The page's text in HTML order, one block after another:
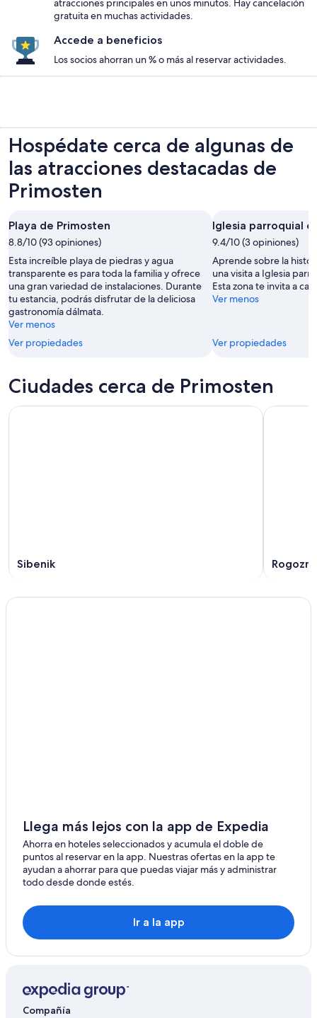
atracciones principales en unos minutos. Hay cancelación
gratuita en muchas actividades.
Accede a beneficios
Los socios ahorran un % o más al reservar actividades.
Hospédate cerca de algunas de
las atracciones destacadas de
Primosten
Playa de Primosten
8.8/10 (93 opiniones)
Esta increíble playa de piedras y agua
transparente es para toda la familia y ofrece
una gran variedad de instalaciones. Durante
tu estancia, podrás disfrutar de la deliciosa
gastronomía dálmata.
Ver menos
Ver propiedades
Iglesia parroquial
9.4/10 (3 opiniones)
Aprende sobre la
una visita a Iglesia
Esta zona te invita a
Ver menos
Ver propiedades
Ciudades cerca de Primosten
Sibenik
Llega más lejos con la app de Expedia
Ahorra en hoteles seleccionados y acumula el doble de
puntos al reservar en la app. Nuestras ofertas en la app te
ayudan a ahorrar para que puedas viajar más y administrar
todo desde donde estés.
Ir a la app
Compañía